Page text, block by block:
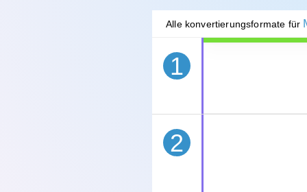
Alle konvertierungsformate für
1
2